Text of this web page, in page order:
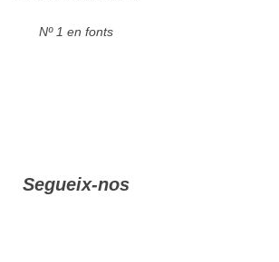
Nº 1 en fonts
Segueix-nos